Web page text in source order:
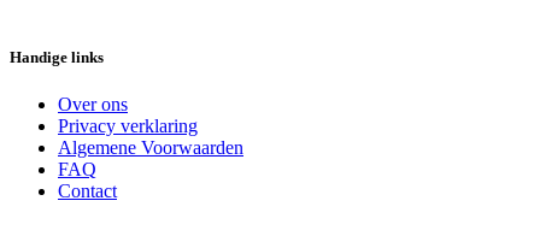
Handige links
Over ons
Privacy verklaring
Algemene Voorwaarden
FAQ
Contact